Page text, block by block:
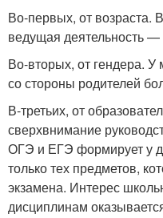
Во-первых, от возраста.
ведущая деятельность
Во-вторых, от гендера. У
со стороны родителей
В-третьих, от
сверхвнимание
ОГЭ и ЕГЭ формирует у
только тех предметов,
экзамена. Интерес
дисциплинам